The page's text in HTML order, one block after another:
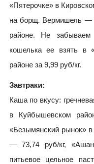
«Пятерочке» в
на борщ. Вермишель —
районе. Не
кошелька ее взять в
районе за 9,99 руб/кг.
Завтраки:
Каша по вкусу:
в Куйбышевском
«Безымянский рынок»
— 73,74 руб/кг,
питьевое цельное